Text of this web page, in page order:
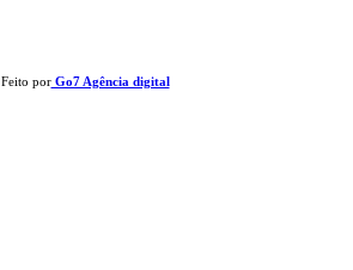
Feito porGo7 Agência digital